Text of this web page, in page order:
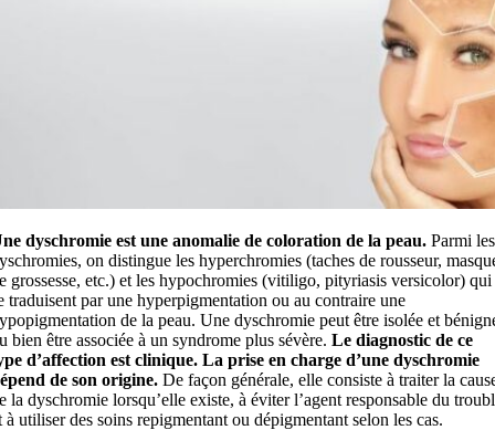
dyschromie est une anomalie de coloration de la peau.Parmi les
on distingue les hyperchromies (taches de rousseur,
grossesse, etc.) et les hypochromies (vitiligo, pityriasis versicolor) qui
traduisent par une hyperpigmentation ou au contraire une
de la peau. Une dyschromie peut être isolée et
bien être associée à un syndrome plus sévère. Le diagnostic de ce
d’affection est clinique. La prise en charge d’une dyschromie
de son origine.De façon générale, elle consiste à traiter la
la dyschromie lorsqu’elle existe, à éviter l’agent responsable du
à utiliser des soins repigmentant ou dépigmentant selon les cas.